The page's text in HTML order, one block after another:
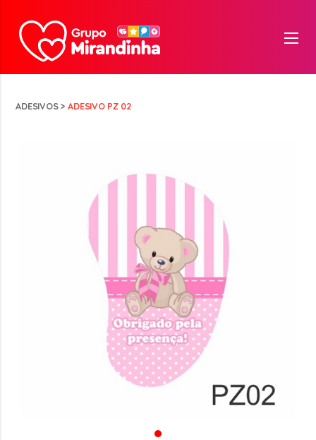
ADESIVOS>ADESIVO PZ 02